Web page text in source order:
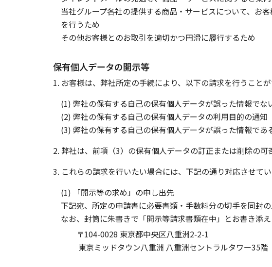
当社グループ各社の提供する商品・サービスについて、お
を行うため
その他お客様とのお取引を適切かつ円滑に履行するため
保有個人データの開示等
1. お客様は、弊社所定の手続により、以下の請求を行うことが
(1) 弊社の保有する自己の保有個人データが誤った情報でな
(2) 弊社の保有する自己の保有個人データの利用目的の通知
(3) 弊社の保有する自己の保有個人データが誤った情報で
2. 弊社は、前項（3）の保有個人データの訂正または削除の
3. これらの請求を行いたい場合には、下記の通り対応させてい
(1) 「開示等の求め」の申し出先
下記宛、所定の申請書に必要書類・手数料分の切手を同封
なお、封筒に朱書きで「開示等請求書類在中」とお書き添え
〒104-0028 東京都中央区八重洲2-2-1
東京ミッドタウン八重洲 八重洲セントラルタワー35階